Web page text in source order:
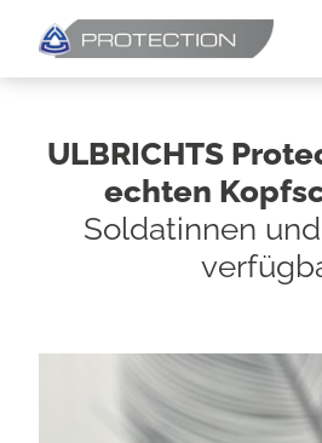
ULBRICHTS
echten
Soldatinnen